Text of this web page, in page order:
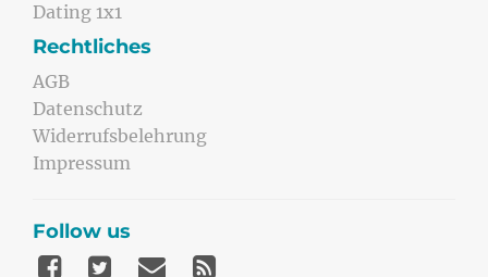
Dating 1x1
Rechtliches
AGB
Datenschutz
Widerrufsbelehrung
Impressum
Follow us